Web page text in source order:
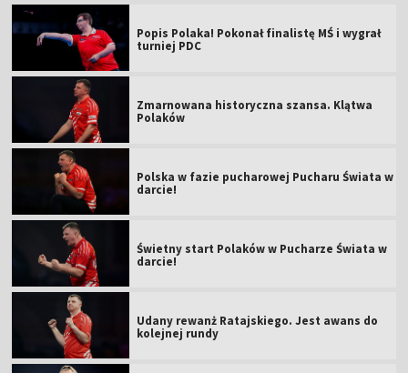
Popis Polaka! Pokonał finalistę MŚ i wygrał
turniej PDC
Zmarnowana historyczna szansa. Klątwa
Polaków
Polska w fazie pucharowej Pucharu Świata w
darcie!
Świetny start Polaków w Pucharze Świata w
darcie!
Udany rewanż Ratajskiego. Jest awans do
kolejnej rundy